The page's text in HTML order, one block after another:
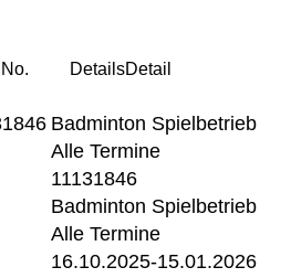
No. DetailsDetail
Badminton Spielbetrieb
Alle Termine
11131846
Badminton Spielbetrieb
Alle Termine
16.10.2025-15.01.2026